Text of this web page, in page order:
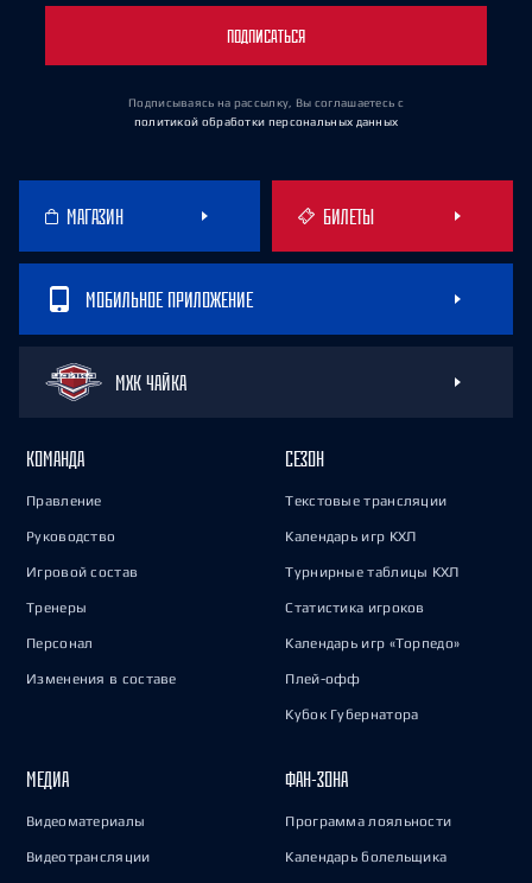
ПОДПИСАТЬСЯ
Подписываясь на рассылку, Вы соглашаетесь с
политикой обработки персональных данных
МАГАЗИН БИЛЕТЫ
МОБИЛЬНОЕ ПРИЛОЖЕНИЕ
МХК ЧАЙКА
КОМАНДА
Правление
Руководство
Игровой состав
Тренеры
Персонал
Изменения в составе
СЕЗОН
Текстовые трансляции
Календарь игр КХЛ
Турнирные таблицы КХЛ
Статистика игроков
Календарь игр «Торпедо»
Плей-офф
Кубок Губернатора
МЕДИА
Видеоматериалы
Видеотрансляции
ФАН-ЗОНА
Программа лояльности
Календарь болельщика